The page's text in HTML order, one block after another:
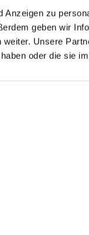
zu
geben wir
Unsere
oder die sie